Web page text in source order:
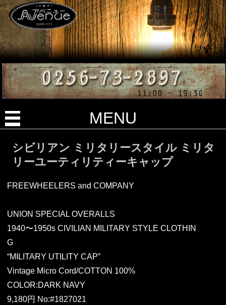
MENU
シビリアン ミリタリースタイル ミリタ
リーユーティリティーキャップ
FREEWHEELERS and COMPANY
UNION SPECIAL OVERALLS
1940〜1950s CIVILIAN MILITARY STYLE CLOTHIN
G
“MILITARY UTILITY CAP”
Vintage Micro Cord/COTTON 100%
COLOR:DARK NAVY
9,180円 No:#1827021